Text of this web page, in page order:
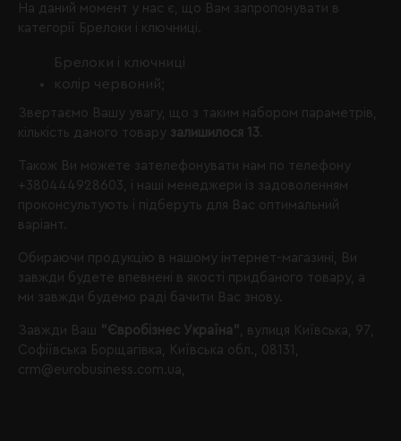
На даний момент у нас є, що Вам запропонувати в
категорії Брелоки і ключниці.
Брелоки і ключниці
колір червоний;
Звертаємо Вашу увагу, що з таким набором параметрів,
кількість даного товару залишилося 13
Також Ви можете зателефонувати нам по телефону
+380444928603 , і наші менеджери із задоволенням
проконсультують і підберуть для Вас оптимальний
варіант.
Обираючи продукцію в нашому інтернет-магазині, Ви
завжди будете впевнені в якості придбаного товару, а
ми завжди будемо раді бачити Вас знову.
Завжди Ваш "Євробізнес Україна"
, вулиця Київська, 97,
Софіївська Борщагівка, Київська обл., 08131,
crm@eurobusiness.com.ua,